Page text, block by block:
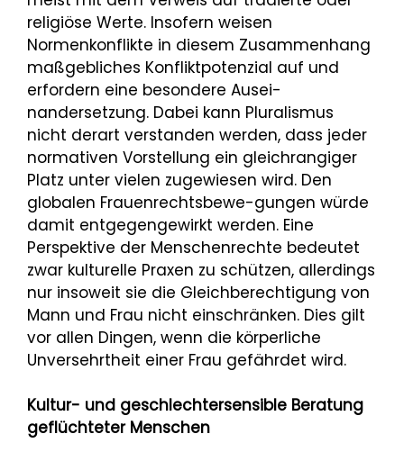
religiöse Werte. Insofern weisen
Normenkonflikte in diesem Zusammenhang
maßgebliches Konfliktpotenzial auf und
erfordern eine besondere Ausei-
nandersetzung. Dabei kann Pluralismus
nicht derart verstanden werden, dass jeder
normativen Vorstellung ein gleichrangiger
Platz unter vielen zugewiesen wird. Den
globalen Frauenrechtsbewe-gungen würde
damit entgegengewirkt werden. Eine
Perspektive der Menschenrechte bedeutet
zwar kulturelle Praxen zu schützen, allerdings
nur insoweit sie die Gleichberechtigung von
Mann und Frau nicht einschränken. Dies gilt
vor allen Dingen, wenn die körperliche
Unversehrtheit einer Frau gefährdet wird.
Kultur- und geschlechtersensible Beratung
geflüchteter Menschen